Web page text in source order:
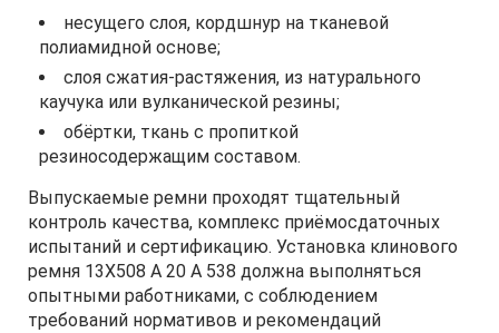
несущего слоя, кордшнур на тканевой
полиамидной основе;
слоя сжатия-растяжения, из натурального
каучука или вулканической резины;
обёртки, ткань с пропиткой
резиносодержащим составом.
Выпускаемые ремни проходят тщательный
контроль качества, комплекс приёмосдаточных
испытаний и сертификацию. Установка клинового
ремня 13Х508 A 20 А 538 должна выполняться
опытными работниками, с соблюдением
требований нормативов и рекомендаций